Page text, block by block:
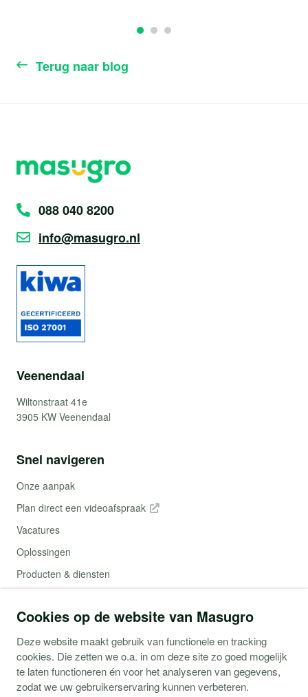
Terug naar blog
088 040 8200
info@masugro.nl
Veenendaal
Wiltonstraat 41e
3905 KW Veenendaal
Snel navigeren
Onze aanpak
Plan direct een videoafspraak
Vacatures
Oplossingen
Producten & diensten
Webshop (Copaco)
Support
Service aanvraag
Cookies op de website van Masugro
Deze website maakt gebruik van functionele en tracking
cookies. Die zetten we o.a. in om deze site zo goed mogelijk
te laten functioneren én voor het analyseren van gegevens,
zodat we uw gebruikerservaring kunnen verbeteren.